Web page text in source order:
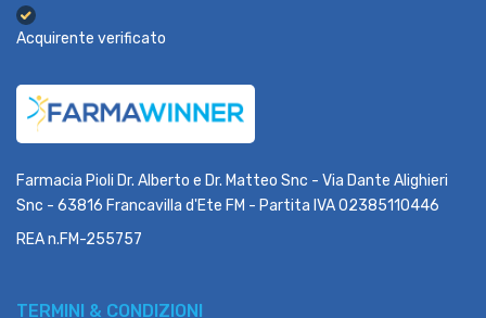
Acquirente verificato
Farmacia Pioli Dr. Alberto e Dr. Matteo Snc - Via Dante Alighieri
Snc - 63816 Francavilla d'Ete FM - Partita IVA 02385110446
REA n.FM-255757
TERMINI & CONDIZIONI